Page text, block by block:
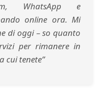
WhatsApp e
online ora. Mi
di oggi – so quanto
per rimanere in
cui tenete”